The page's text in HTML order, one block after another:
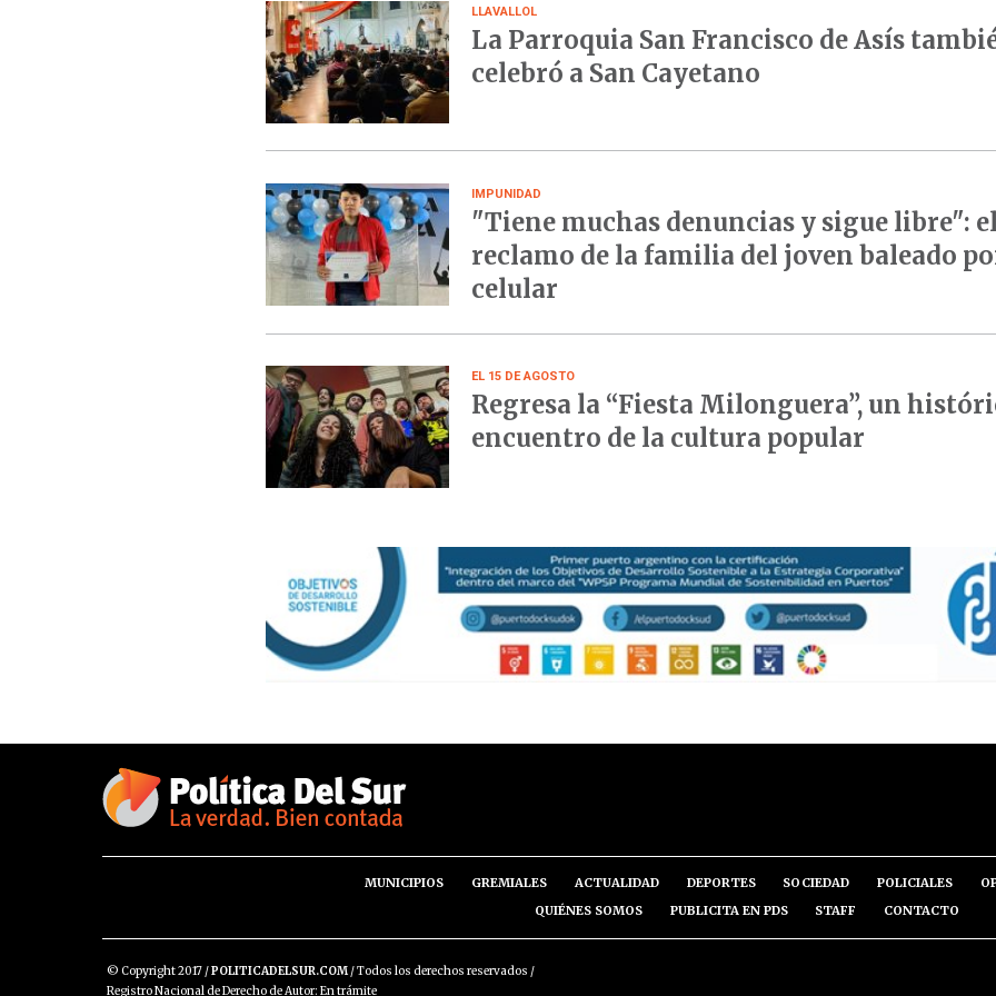
LLAVALLOL
La Parroquia San Francisco de Asís
celebró a San Cayetano
IMPUNIDAD
"Tiene muchas denuncias y sigue libre": el
reclamo de la familia del joven baleado
celular
EL 15 DE AGOSTO
Regresa la “Fiesta Milonguera”, un
encuentro de la cultura popular
MUNICIPIOS GREMIALES ACTUALIDAD DEPORTES SOCIEDAD POLICIALES
QUIÉNES SOMOS
PUBLICITA EN PDS STAFF CONTACTO
© Copyright 2017 /POLITICADELSUR.COM / Todos los derechos reservados /
Registro Nacional de Derecho de Autor: En trámite